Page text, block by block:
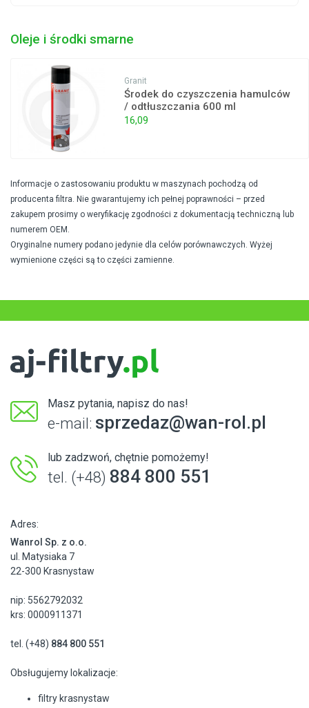
Oleje i środki smarne
Granit
Środek do czyszczenia hamulców
/ odtłuszczania 600 ml
16,09
Informacje o zastosowaniu produktu w maszynach pochodzą od
producenta filtra. Nie gwarantujemy ich pełnej poprawności – przed
zakupem prosimy o weryfikację zgodności z dokumentacją techniczną lub
numerem OEM.
Oryginalne numery podano jedynie dla celów porównawczych. Wyżej
wymienione części są to części zamienne.
Masz pytania, napisz do nas!
e-mail: sprzedaz@wan-rol.pl
lub zadzwoń, chętnie pomożemy!
tel. (+48) 884 800 551
Adres:
Wanrol Sp. z o.o.
ul. Matysiaka 7
22-300 Krasnystaw
nip: 5562792032
krs: 0000911371
tel. (+48) 884 800 551
Obsługujemy lokalizacje:
filtry krasnystaw